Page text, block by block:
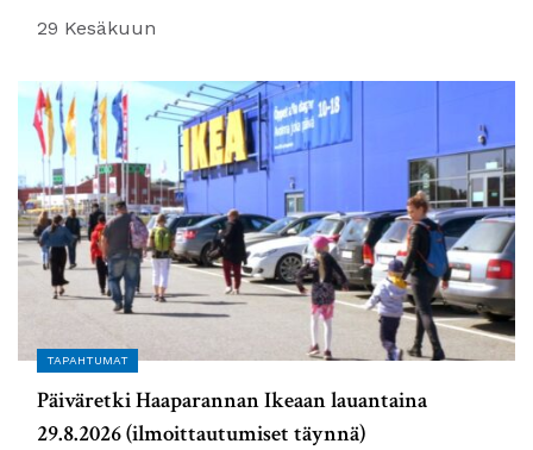
29 Kesäkuun
TAPAHTUMAT
Päiväretki Haaparannan Ikeaan lauantaina
29.8.2026 (ilmoittautumiset täynnä)